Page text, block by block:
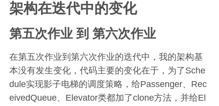
架构在迭代中的变化
第五次作业 到 第六次作业
在第五次作业到第六次作业的迭代中，我的架构基
本没有发生变化，代码主要的变化在于，为了Sche
dule实现影子电梯的调度策略，给Passenger、Rec
eivedQueue、Elevator类都加了clone方法，并给El